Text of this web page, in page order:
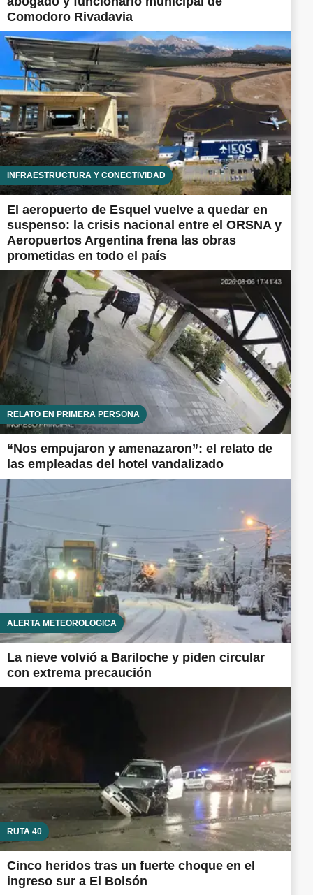
Comodoro Rivadavia
INFRAESTRUCTURA Y CONECTIVIDAD
El aeropuerto de Esquel vuelve a quedar en
suspenso: la crisis nacional entre el ORSNA y
Aeropuertos Argentina frena las obras
prometidas en todo el país
RELATO EN PRIMERA PERSONA
“Nos empujaron y amenazaron”: el relato de
las empleadas del hotel vandalizado
ALERTA METEOROLÓGICA
La nieve volvió a Bariloche y piden circular
con extrema precaución
RUTA 40
Cinco heridos tras un fuerte choque en el
ingreso sur a El Bolsón